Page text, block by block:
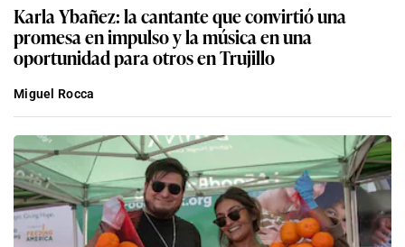
Karla Ybañez: la cantante que convirtió una
promesa en impulso y la música en una
oportunidad para otros en Trujillo
Miguel Rocca